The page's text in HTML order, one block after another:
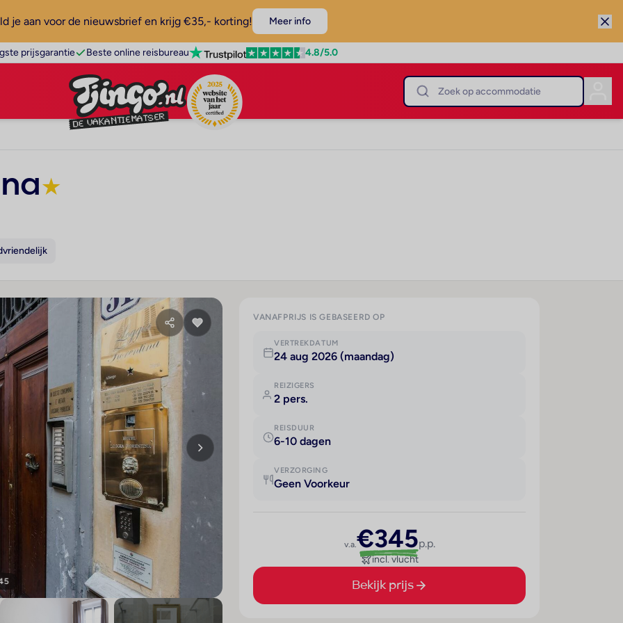
je aan voor de nieuwsbrief en krijg €35,- korting! Meer info
prijsgarantie Beste online reisbureau 4.8/5.0
★
VANAFPRIJS IS GEBASEERD OP
VERTREKDATUM
24 aug 2026 (maandag)
REIZIGERS
2 pers.
REISDUUR
6-10 dagen
VERZORGING
Geen Voorkeur
v.a.€345p.p.
incl. vlucht
Bekijk prijs